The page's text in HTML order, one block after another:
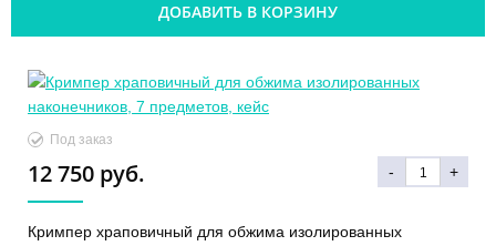
ДОБАВИТЬ В КОРЗИНУ
Под заказ
12 750 руб. - +
Кримпер храповичный для обжима изолированных